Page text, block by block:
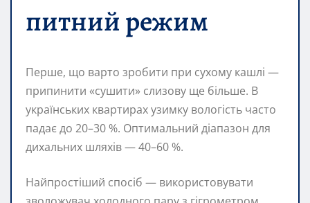
питний режим
Перше, що варто зробити при сухому кашлі —
припинити «сушити» слизову ще більше. В
українських квартирах узимку вологість часто
падає до 20–30 %. Оптимальний діапазон для
дихальних шляхів — 40–60 %.
Найпростіший спосіб — використовувати